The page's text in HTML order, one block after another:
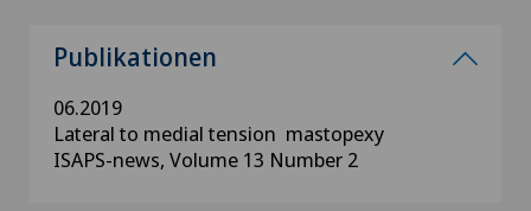
Publikationen
06.2019
Lateral to medial tension mastopexy
ISAPS-news, Volume 13 Number 2